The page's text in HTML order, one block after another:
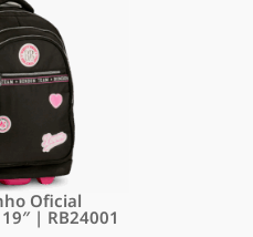
Oficial
| RB24001